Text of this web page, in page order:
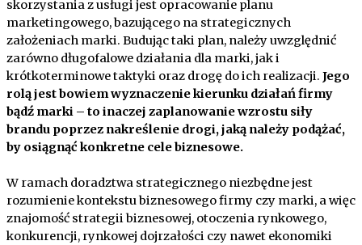
skorzystania z usługi jest opracowanie planu
marketingowego, bazującego na strategicznych
założeniach marki. Budując taki plan, należy uwzględnić
zarówno długofalowe działania dla marki, jak i
krótkoterminowe taktyki oraz drogę do ich realizacji. Jego
rolą jest bowiem wyznaczenie kierunku działań firmy
bądź marki – to inaczej zaplanowanie wzrostu siły
brandu poprzez nakreślenie drogi, jaką należy podążać,
by osiągnąć konkretne cele biznesowe.
W ramach doradztwa strategicznego niezbędne jest
rozumienie kontekstu biznesowego firmy czy marki, a więc
znajomość strategii biznesowej, otoczenia rynkowego,
konkurencji, rynkowej dojrzałości czy nawet ekonomiki